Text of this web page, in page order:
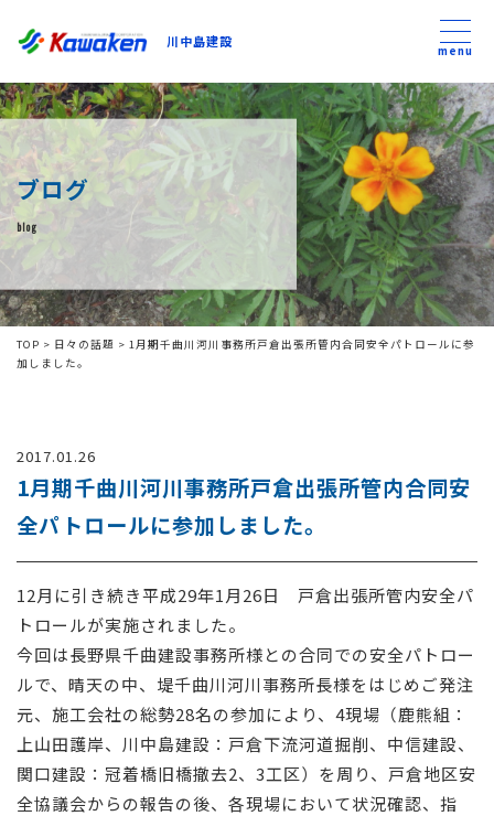
川中島建設
川中島建設
トップ
トピックス
事業内容
私たちについて
コンテンツ
採用情報
お問い合わせ
menu
ブログ
blog
TOP > 日々の話題 > 1月期千曲川河川事務所戸倉出張所管内合同安全パトロールに参
加しました。
2017.01.26
1月期千曲川河川事務所戸倉出張所管内合同安
全パトロールに参加しました。
12月に引き続き平成29年1月26日 戸倉出張所管内安全パ
トロールが実施されました。
今回は長野県千曲建設事務所様との合同での安全パトロー
ルで、晴天の中、堤千曲川河川事務所長様をはじめご発注
元、施工会社の総勢28名の参加により、4現場（鹿熊組：
上山田護岸、川中島建設：戸倉下流河道掘削、中信建設、
関口建設：冠着橋旧橋撤去2、3工区）を周り、戸倉地区安
全協議会からの報告の後、各現場において状況確認、指